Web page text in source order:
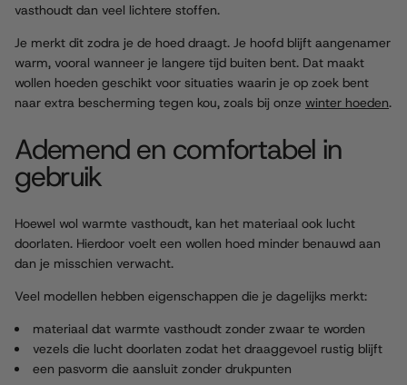
vasthoudt dan veel lichtere stoffen.
Je merkt dit zodra je de hoed draagt. Je hoofd blijft aangenamer
warm, vooral wanneer je langere tijd buiten bent. Dat maakt
wollen hoeden geschikt voor situaties waarin je op zoek bent
naar extra bescherming tegen kou, zoals bij onze winter hoeden.
Ademend en comfortabel in
gebruik
Hoewel wol warmte vasthoudt, kan het materiaal ook lucht
doorlaten. Hierdoor voelt een wollen hoed minder benauwd aan
dan je misschien verwacht.
Veel modellen hebben eigenschappen die je dagelijks merkt:
materiaal dat warmte vasthoudt zonder zwaar te worden
vezels die lucht doorlaten zodat het draaggevoel rustig blijft
een pasvorm die aansluit zonder drukpunten